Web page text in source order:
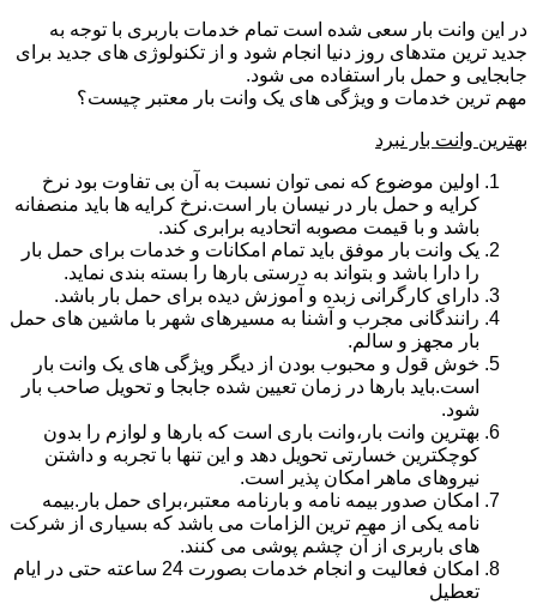
در این وانت بار سعی شده است تمام خدمات باربری با توجه به
جدید ترین متدهای روز دنیا انجام شود و از تکنولوژی های جدید برای
جابجایی و حمل بار استفاده می شود.
مهم ترین خدمات و ویژگی های یک وانت بار معتبر چیست؟
بهترین وانت بار نبرد
اولین موضوع که نمی توان نسبت به آن بی تفاوت بود نرخ
کرایه و حمل بار در نیسان بار است.نرخ کرایه ها باید منصفانه
باشد و با قیمت مصوبه اتحادیه برابری کند.
یک وانت بار موفق باید تمام امکانات و خدمات برای حمل بار
را دارا باشد و بتواند به درستی بارها را بسته بندی نماید.
دارای کارگرانی زبده و آموزش دیده برای حمل بار باشد.
رانندگانی مجرب و آشنا به مسیرهای شهر با ماشین های حمل
بار مجهز و سالم.
خوش قول و محبوب بودن از دیگر ویژگی های یک وانت بار
است.باید بارها در زمان تعیین شده جابجا و تحویل صاحب بار
شود.
بهترین وانت بار،وانت باری است که بارها و لوازم را بدون
کوچکترین خسارتی تحویل دهد و این تنها با تجربه و داشتن
نیروهای ماهر امکان پذیر است.
امکان صدور بیمه نامه و بارنامه معتبر،برای حمل بار.بیمه
نامه یکی از مهم ترین الزامات می باشد که بسیاری از شرکت
های باربری از آن چشم پوشی می کنند.
امکان فعالیت و انجام خدمات بصورت 24 ساعته حتی در ایام
تعطیل